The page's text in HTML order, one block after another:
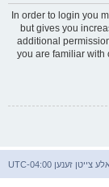
In order to login you
but gives you
additional
you are familiar with
צייטן זענען UTC-04:00